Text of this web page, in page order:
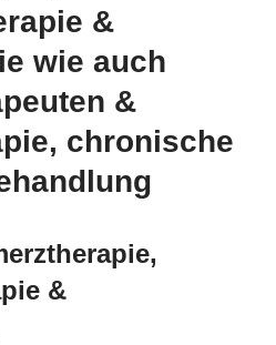
&
wie auch
&
chronische
&